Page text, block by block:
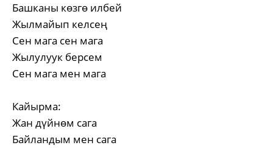
Башканы көзгө илбей
Жылмайып келсең
Сен мага сен мага
Жылулуук берсем
Сен мага мен мага
Кайырма:
Жан дүйнөм сага
Байландым мен сага